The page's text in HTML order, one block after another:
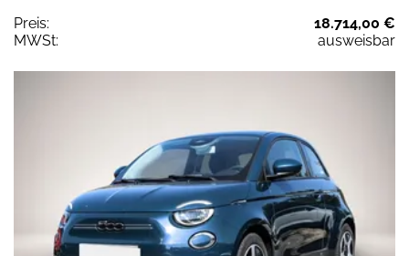
Preis:
18.714,00 €
MWSt:
ausweisbar